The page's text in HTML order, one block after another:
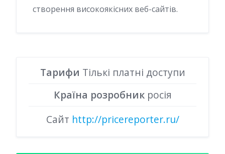
створення високоякісних веб-сайтів.
Тарифи Тількі платні доступи
Країна розробникросія
Сайт http://pricereporter.ru/